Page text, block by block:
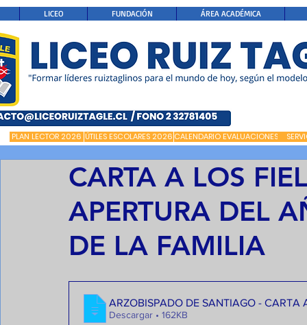
LICEO FUNDACIÓN ÁREA ACADÉMICA
PLAN LECTOR 2026 ÚTILES ESCOLARES 2026 CALENDARIO EVALUACIONES
CARTA A LOS
APERTURA DEL
DE LA FAMILIA
ARZOBISPADO DE SANTIAGO - CARTA
Descargar • 162KB